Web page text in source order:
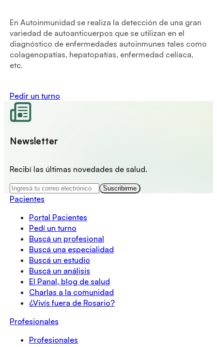
En Autoinmunidad se realiza la detección de una gran
variedad de autoanticuerpos que se utilizan en el
diagnóstico de enfermedades autoinmunes tales como
colagenopatías, hepatopatías, enfermedad celíaca,
etc.
Pedir un turno
Newsletter
Recibí las últimas novedades de salud.
Suscribirme
Pacientes
Portal Pacientes
Pedí un turno
Buscá un profesional
Buscá una especialidad
Buscá un estudio
Buscá un análisis
El Panal, blog de salud
Charlas a la comunidad
¿Vivís fuera de Rosario?
Profesionales
Profesionales